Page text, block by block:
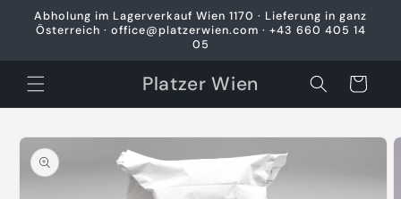
zum
Inhalt
Abholung im Lagerverkauf Wien 1170 · Lieferung in ganz
Österreich · office@platzerwien.com · +43 660 405 14
05
Platzer Wien Warenkorb